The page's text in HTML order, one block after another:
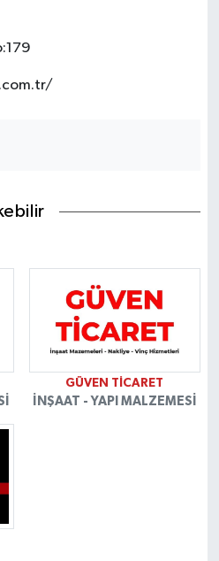
GÜVEN TİCARET
İNŞAAT - YAPI MALZEMESİ